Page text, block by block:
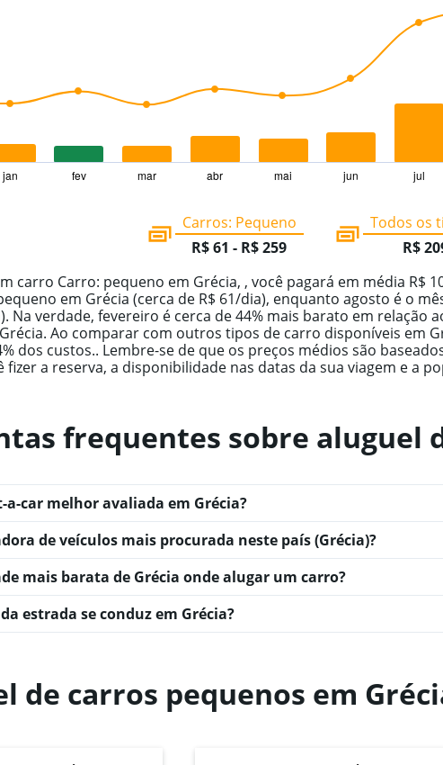
jan fev mar abr mai jun jul
Carros: Pequeno
R$ 61 - R$ 259
Todos os
R$
carro Carro: pequeno em Grécia, , você pagará em média R$
em Grécia (cerca de R$ 61/dia), enquanto agosto é o
Na verdade, fevereiro é cerca de 44% mais barato em
Ao comparar com outros tipos de carro disponíveis em
dos custos.. Lembre-se de que os preços médios são
fizer a reserva, a disponibilidade nas datas da sua viagem e a
frequentes sobre aluguel
a-car melhor avaliada em Grécia?
de veículos mais procurada neste país (Grécia)?
mais barata de Grécia onde alugar um carro?
estrada se conduz em Grécia?
de carros pequenos em